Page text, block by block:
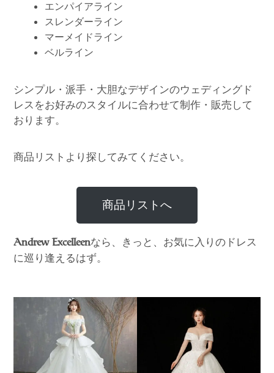
エンパイアライン
スレンダーライン
マーメイドライン
ベルライン
シンプル・派手・大胆なデザインのウェディングド
レスをお好みのスタイルに合わせて制作・販売して
おります。
商品リストより探してみてください。
商品リストへ
Andrew Excelleenなら、きっと、お気に入りのドレス
に巡り逢えるはず。